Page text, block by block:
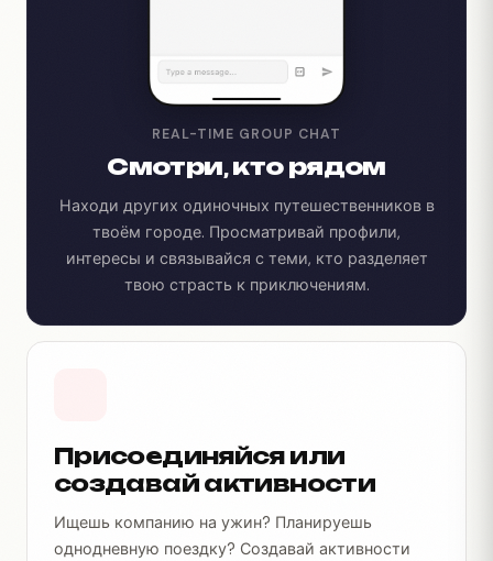
REAL-TIME GROUP CHAT
Смотри, кто рядом
Находи других одиночных путешественников в
твоём городе. Просматривай профили,
интересы и связывайся с теми, кто разделяет
твою страсть к приключениям.
Присоединяйся или
создавай активности
Ищешь компанию на ужин? Планируешь
однодневную поездку? Создавай активности